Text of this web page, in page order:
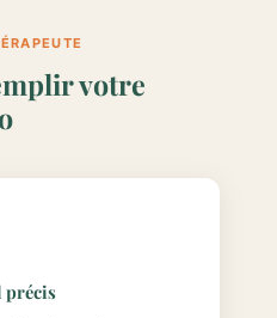
votre
précis